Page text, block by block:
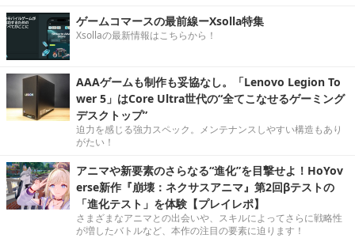
ゲームコマースの最前線ーXsolla特集
Xsollaの最新情報はこちらから！
AAAゲームも制作も妥協なし。「Lenovo Legion To
wer 5」はCore Ultra世代の“全てこなせるゲーミング
デスクトップ”
迫力を感じる強力スペック。メンテナンスしやすい構造もあり
がたい！
アニマや新要素のさらなる“進化”を目撃せよ！HoYov
erse新作『崩壊：ネクサスアニマ』第2回βテストの
「進化テスト」を体験【プレイレポ】
さまざまなアニマとの出会いや、スキルによってさらに戦略性
が増したバトルなど、本作の注目の要素に迫ります！